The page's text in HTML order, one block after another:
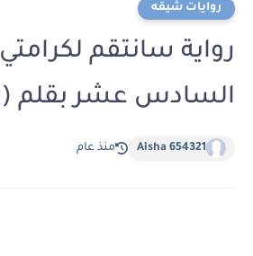
روايات شيقه
رواية سانتقم
السادس عشر بقلم
Aisha 654321 منذ عام